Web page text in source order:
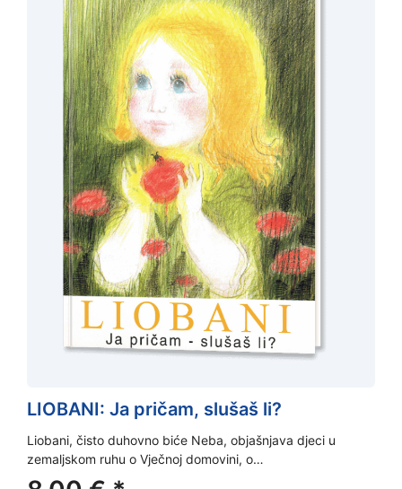
LIOBANI: Ja pričam, slušaš li?
Liobani, čisto duhovno biće Neba, objašnjava djeci u
zemaljskom ruhu o Vječnoj domovini, o…